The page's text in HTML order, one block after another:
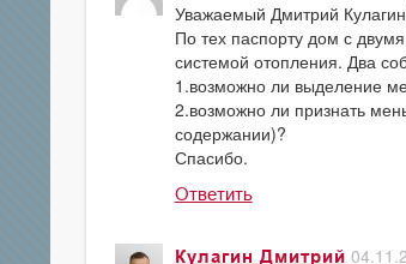
Уважаемый Дмитрий
По тех паспорту дом с
системой отопления. Два
1.возможно ли выделение
2.возможно ли признать
содержании)?
Спасибо.
Ответить
Кулагин Дмитрий